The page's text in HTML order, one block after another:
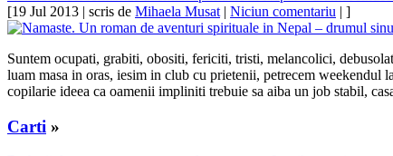
[19 Jul 2013 | scris de Mihaela Musat | Niciun comentariu | ]
Suntem ocupati, grabiti, obositi, fericiti, tristi, melancolici,
luam masa in oras, iesim in club cu prietenii, petrecem weekendul
copilarie ideea ca oamenii impliniti trebuie sa aiba un job stabil,
Carti »